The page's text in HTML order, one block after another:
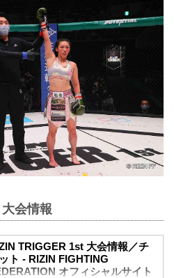
会情報
TRIGGER 1st 大会情報／チ
ト - RIZIN FIGHTING
オフィシャルサイト